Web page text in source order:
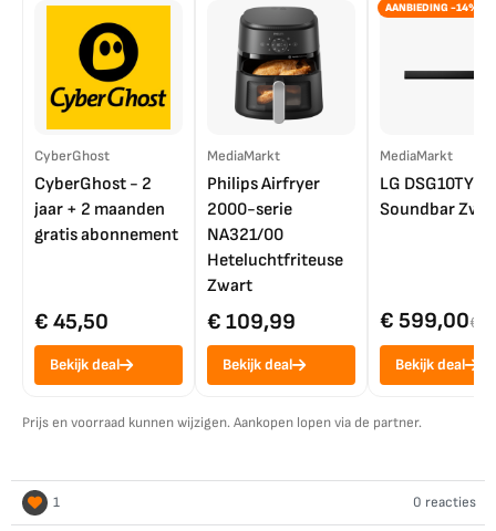
CyberGhost
CyberGhost - 2
jaar + 2 maanden
gratis abonnement
€ 45,50
Bekijk deal
MediaMarkt
Philips Airfryer
2000-serie
NA321/00
Heteluchtfriteuse
Zwart
€ 109,99
Bekijk deal
AANBIEDING -14%
MediaMarkt
LG DSG10TY
Soundbar
€ 599,00€
Bekijk deal
Prijs en voorraad kunnen wijzigen. Aankopen lopen via de partner.
1 0 reacties